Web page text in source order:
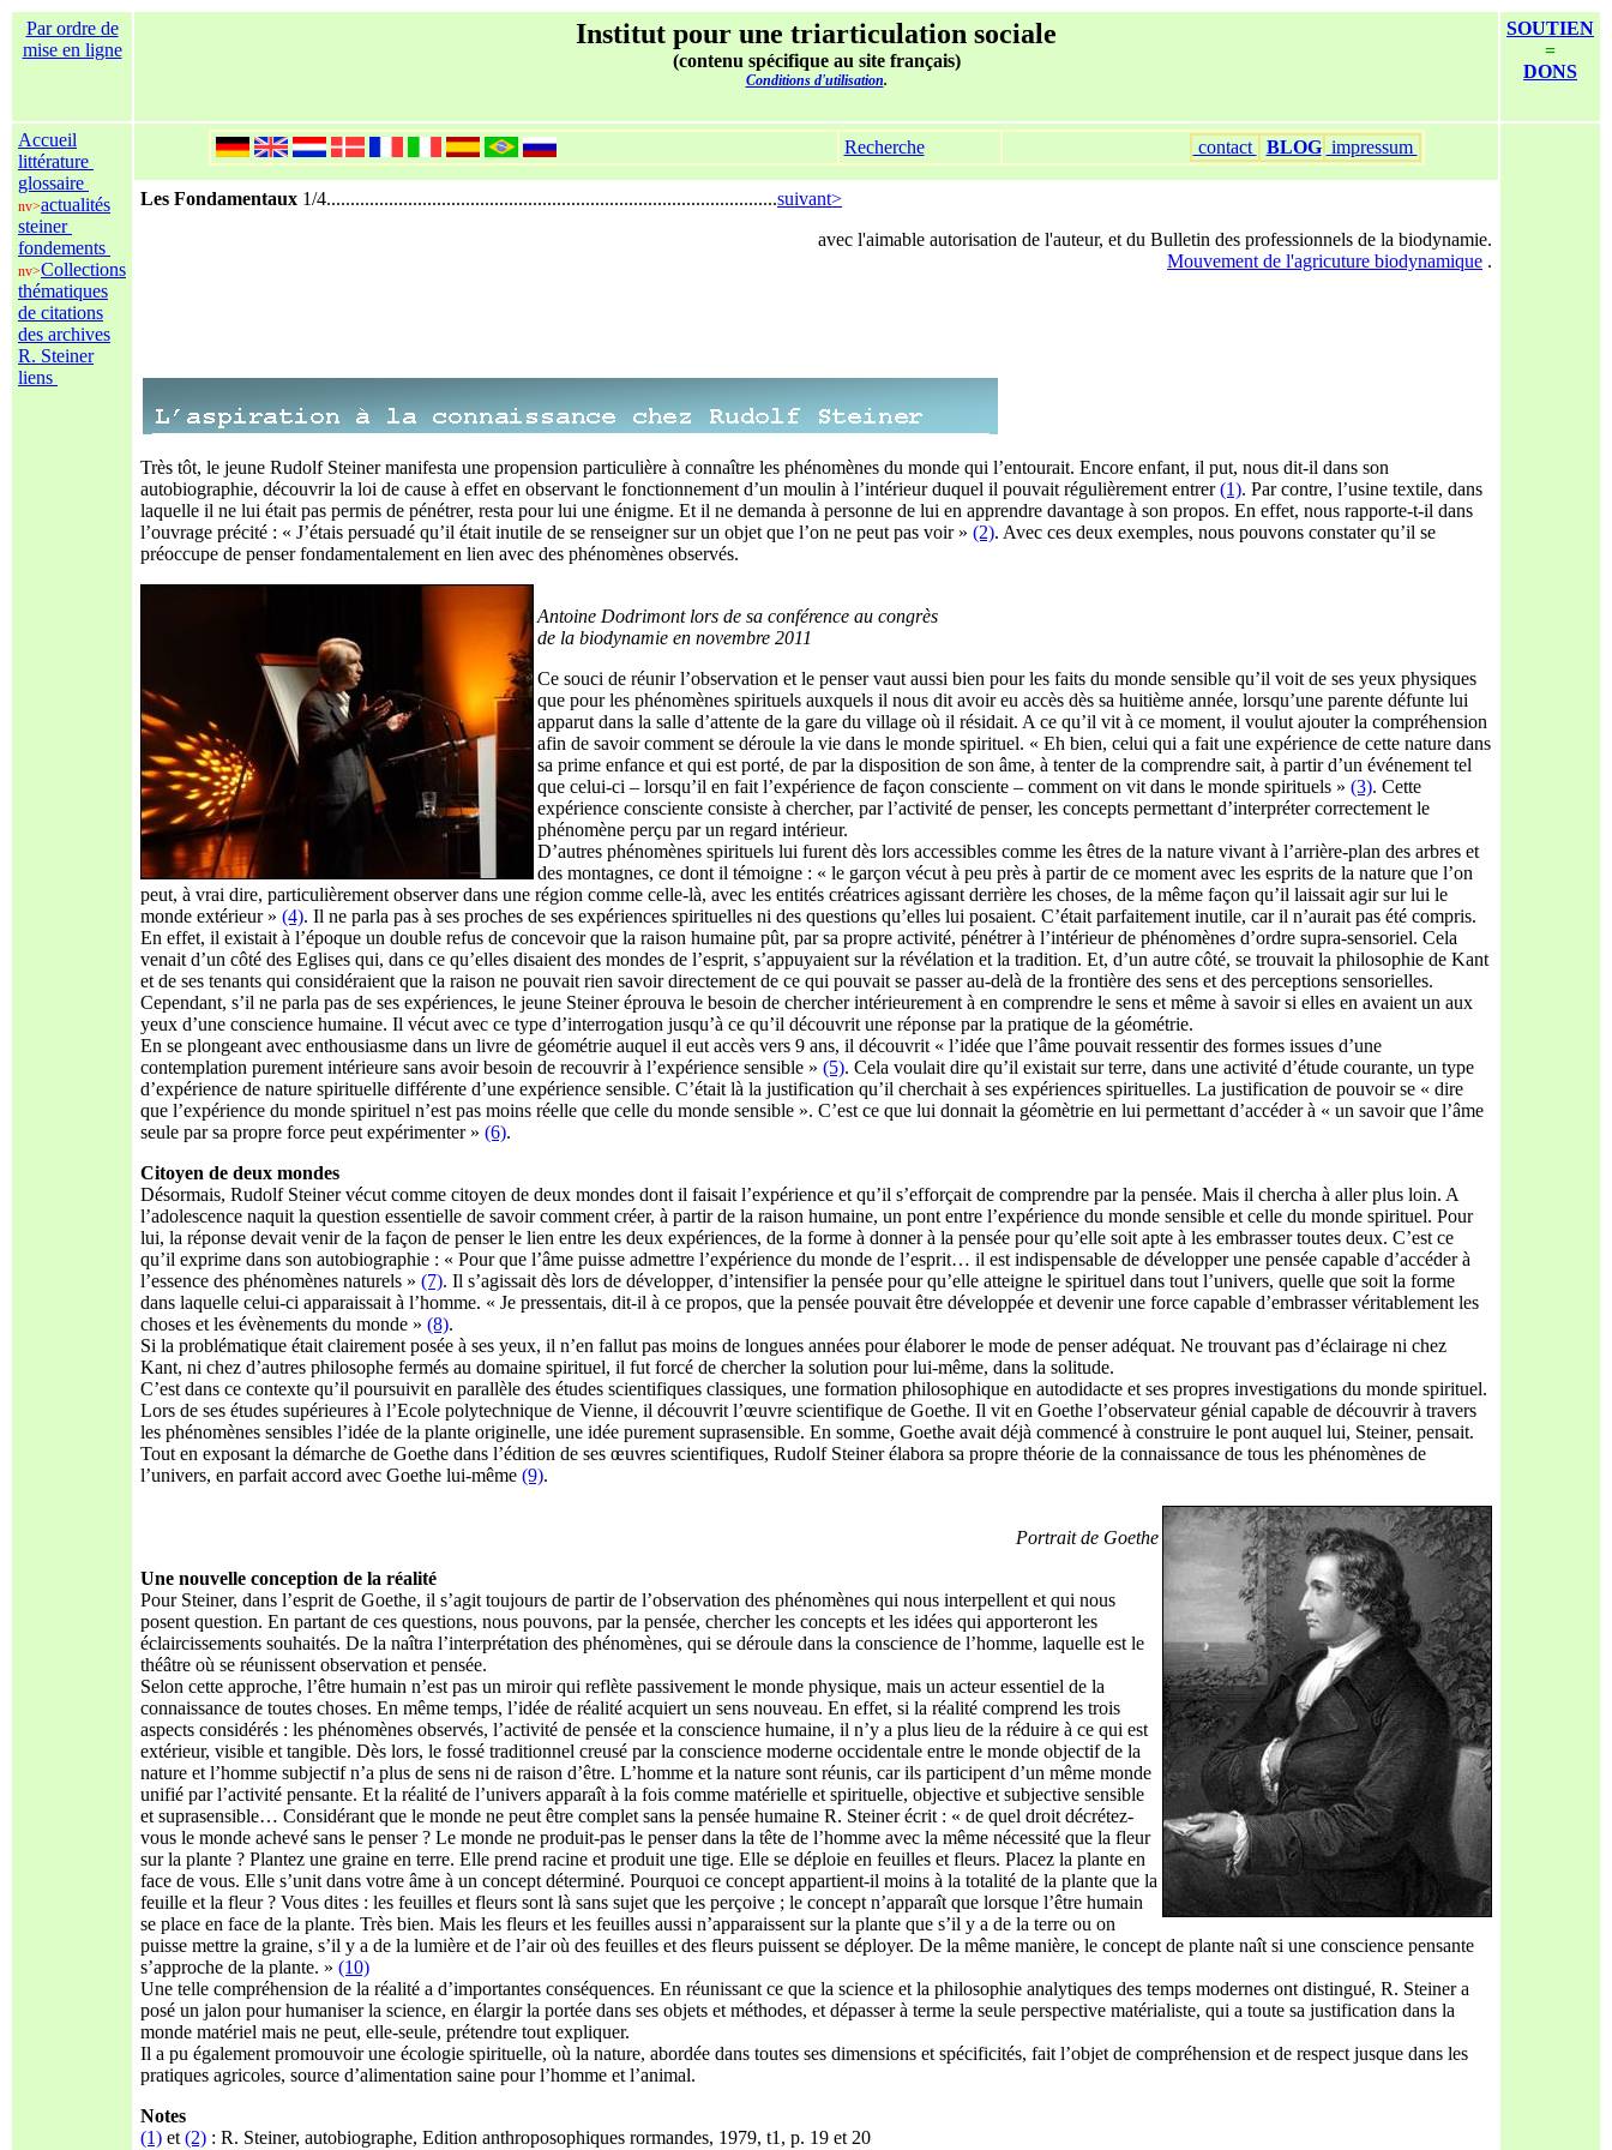
Par ordre de
mise en ligne
Institut pour une triarticulation sociale
(contenu spécifique au site français)
Conditions d'utilisation.
SOUTIEN
=
DONS
Accueil
littérature
glossaire
nv>actualités
steiner
fondements
nv>Collections
thématiques
de citations
des archives
R. Steiner
liens
Recherche contact BLOG impressum
Les Fondamentaux 1/4..............................................................................................suivant>
avec l'aimable autorisation de l'auteur, et du Bulletin des professionnels de la biodynamie.
Mouvement de l'agricuture biodynamique .
Très tôt, le jeune Rudolf Steiner manifesta une propension particulière à connaître les phénomènes du monde qui l’entourait. Encore enfant, il put, nous dit-il dans son
autobiographie, découvrir la loi de cause à effet en observant le fonctionnement d’un moulin à l’intérieur duquel il pouvait régulièrement entrer(1). Par contre, l’usine textile, dans
laquelle il ne lui était pas permis de pénétrer, resta pour lui une énigme. Et il ne demanda à personne de lui en apprendre davantage à son propos. En effet, nous rapporte-t-il dans
l’ouvrage précité : « J’étais persuadé qu’il était inutile de se renseigner sur un objet que l’on ne peut pas voir » (2). Avec ces deux exemples, nous pouvons constater qu’il se
préoccupe de penser fondamentalement en lien avec des phénomènes observés.
Antoine Dodrimont lors de sa conférence au congrès
de la biodynamie en novembre 2011
Ce souci de réunir l’observation et le penser vaut aussi bien pour les faits du monde sensible qu’il voit de ses yeux physiques
que pour les phénomènes spirituels auxquels il nous dit avoir eu accès dès sa huitième année, lorsqu’une parente défunte lui
apparut dans la salle d’attente de la gare du village où il résidait. A ce qu’il vit à ce moment, il voulut ajouter la compréhension
afin de savoir comment se déroule la vie dans le monde spirituel. « Eh bien, celui qui a fait une expérience de cette nature dans
sa prime enfance et qui est porté, de par la disposition de son âme, à tenter de la comprendre sait, à partir d’un événement tel
que celui-ci – lorsqu’il en fait l’expérience de façon consciente – comment on vit dans le monde spirituels » (3). Cette
expérience consciente consiste à chercher, par l’activité de penser, les concepts permettant d’interpréter correctement le
phénomène perçu par un regard intérieur.
D’autres phénomènes spirituels lui furent dès lors accessibles comme les êtres de la nature vivant à l’arrière-plan des arbres et
des montagnes, ce dont il témoigne : « le garçon vécut à peu près à partir de ce moment avec les esprits de la nature que l’on
peut, à vrai dire, particulièrement observer dans une région comme celle-là, avec les entités créatrices agissant derrière les choses, de la même façon qu’il laissait agir sur lui le
monde extérieur » (4). Il ne parla pas à ses proches de ses expériences spirituelles ni des questions qu’elles lui posaient. C’était parfaitement inutile, car il n’aurait pas été compris.
En effet, il existait à l’époque un double refus de concevoir que la raison humaine pût, par sa propre activité, pénétrer à l’intérieur de phénomènes d’ordre supra-sensoriel. Cela
venait d’un côté des Eglises qui, dans ce qu’elles disaient des mondes de l’esprit, s’appuyaient sur la révélation et la tradition. Et, d’un autre côté, se trouvait la philosophie de Kant
et de ses tenants qui considéraient que la raison ne pouvait rien savoir directement de ce qui pouvait se passer au-delà de la frontière des sens et des perceptions sensorielles.
Cependant, s’il ne parla pas de ses expériences, le jeune Steiner éprouva le besoin de chercher intérieurement à en comprendre le sens et même à savoir si elles en avaient un aux
yeux d’une conscience humaine. Il vécut avec ce type d’interrogation jusqu’à ce qu’il découvrit une réponse par la pratique de la géométrie.
En se plongeant avec enthousiasme dans un livre de géométrie auquel il eut accès vers 9 ans, il découvrit « l’idée que l’âme pouvait ressentir des formes issues d’une
contemplation purement intérieure sans avoir besoin de recouvrir à l’expérience sensible » (5). Cela voulait dire qu’il existait sur terre, dans une activité d’étude courante, un type
d’expérience de nature spirituelle différente d’une expérience sensible. C’était là la justification qu’il cherchait à ses expériences spirituelles. La justification de pouvoir se « dire
que l’expérience du monde spirituel n’est pas moins réelle que celle du monde sensible ». C’est ce que lui donnait la géomètrie en lui permettant d’accéder à « un savoir que l’âme
seule par sa propre force peut expérimenter » (6).
Citoyen de deux mondes
Désormais, Rudolf Steiner vécut comme citoyen de deux mondes dont il faisait l’expérience et qu’il s’efforçait de comprendre par la pensée. Mais il chercha à aller plus loin. A
l’adolescence naquit la question essentielle de savoir comment créer, à partir de la raison humaine, un pont entre l’expérience du monde sensible et celle du monde spirituel. Pour
lui, la réponse devait venir de la façon de penser le lien entre les deux expériences, de la forme à donner à la pensée pour qu’elle soit apte à les embrasser toutes deux. C’est ce
qu’il exprime dans son autobiographie : « Pour que l’âme puisse admettre l’expérience du monde de l’esprit… il est indispensable de développer une pensée capable d’accéder à
l’essence des phénomènes naturels » (7). Il s’agissait dès lors de développer, d’intensifier la pensée pour qu’elle atteigne le spirituel dans tout l’univers, quelle que soit la forme
dans laquelle celui-ci apparaissait à l’homme. « Je pressentais, dit-il à ce propos, que la pensée pouvait être développée et devenir une force capable d’embrasser véritablement les
choses et les évènements du monde » (8).
Si la problématique était clairement posée à ses yeux, il n’en fallut pas moins de longues années pour élaborer le mode de penser adéquat. Ne trouvant pas d’éclairage ni chez
Kant, ni chez d’autres philosophe fermés au domaine spirituel, il fut forcé de chercher la solution pour lui-même, dans la solitude.
C’est dans ce contexte qu’il poursuivit en parallèle des études scientifiques classiques, une formation philosophique en autodidacte et ses propres investigations du monde spirituel.
Lors de ses études supérieures à l’Ecole polytechnique de Vienne, il découvrit l’œuvre scientifique de Goethe. Il vit en Goethe l’observateur génial capable de découvrir à travers
les phénomènes sensibles l’idée de la plante originelle, une idée purement suprasensible. En somme, Goethe avait déjà commencé à construire le pont auquel lui, Steiner, pensait.
Tout en exposant la démarche de Goethe dans l’édition de ses œuvres scientifiques, Rudolf Steiner élabora sa propre théorie de la connaissance de tous les phénomènes de
l’univers, en parfait accord avec Goethe lui-même (9).
Portrait de Goethe
Une nouvelle conception de la réalité
Pour Steiner, dans l’esprit de Goethe, il s’agit toujours de partir de l’observation des phénomènes qui nous interpellent et qui nous
posent question. En partant de ces questions, nous pouvons, par la pensée, chercher les concepts et les idées qui apporteront les
éclaircissements souhaités. De la naîtra l’interprétation des phénomènes, qui se déroule dans la conscience de l’homme, laquelle est le
théâtre où se réunissent observation et pensée.
Selon cette approche, l’être humain n’est pas un miroir qui reflète passivement le monde physique, mais un acteur essentiel de la
connaissance de toutes choses. En même temps, l’idée de réalité acquiert un sens nouveau. En effet, si la réalité comprend les trois
aspects considérés : les phénomènes observés, l’activité de pensée et la conscience humaine, il n’y a plus lieu de la réduire à ce qui est
extérieur, visible et tangible. Dès lors, le fossé traditionnel creusé par la conscience moderne occidentale entre le monde objectif de la
nature et l’homme subjectif n’a plus de sens ni de raison d’être. L’homme et la nature sont réunis, car ils participent d’un même monde
unifié par l’activité pensante. Et la réalité de l’univers apparaît à la fois comme matérielle et spirituelle, objective et subjective sensible
et suprasensible… Considérant que le monde ne peut être complet sans la pensée humaine R. Steiner écrit : « de quel droit décrétez-
vous le monde achevé sans le penser ? Le monde ne produit-pas le penser dans la tête de l’homme avec la même nécessité que la fleur
sur la plante ? Plantez une graine en terre. Elle prend racine et produit une tige. Elle se déploie en feuilles et fleurs. Placez la plante en
face de vous. Elle s’unit dans votre âme à un concept déterminé. Pourquoi ce concept appartient-il moins à la totalité de la plante que la
feuille et la fleur ? Vous dites : les feuilles et fleurs sont là sans sujet que les perçoive ; le concept n’apparaît que lorsque l’être humain
se place en face de la plante. Très bien. Mais les fleurs et les feuilles aussi n’apparaissent sur la plante que s’il y a de la terre ou on
puisse mettre la graine, s’il y a de la lumière et de l’air où des feuilles et des fleurs puissent se déployer. De la même manière, le concept de plante naît si une conscience pensante
s’approche de la plante. » (10)
Une telle compréhension de la réalité a d’importantes conséquences. En réunissant ce que la science et la philosophie analytiques des temps modernes ont distingué, R. Steiner a
posé un jalon pour humaniser la science, en élargir la portée dans ses objets et méthodes, et dépasser à terme la seule perspective matérialiste, qui a toute sa justification dans la
monde matériel mais ne peut, elle-seule, prétendre tout expliquer.
Il a pu également promouvoir une écologie spirituelle, où la nature, abordée dans toutes ses dimensions et spécificités, fait l’objet de compréhension et de respect jusque dans les
pratiques agricoles, source d’alimentation saine pour l’homme et l’animal.
Notes
(1) et (2) : R. Steiner, autobiographe, Edition anthroposophiques rormandes, 1979, t1, p. 19 et 20